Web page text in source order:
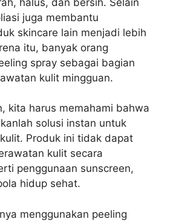
juga membantu
skincare lain menjadi lebih
itu, banyak orang
spray sebagai bagian
kulit mingguan.
kita harus memahami bahwa
solusi instan untuk
Produk ini tidak dapat
kulit secara
penggunaan sunscreen,
hidup sehat.
menggunakan peeling